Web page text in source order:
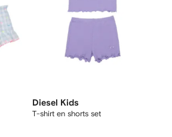
Diesel Kids
T-shirt en shorts set